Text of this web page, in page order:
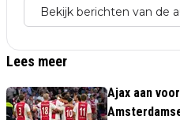
Bekijk berichten van de
Lees meer
Ajax aan